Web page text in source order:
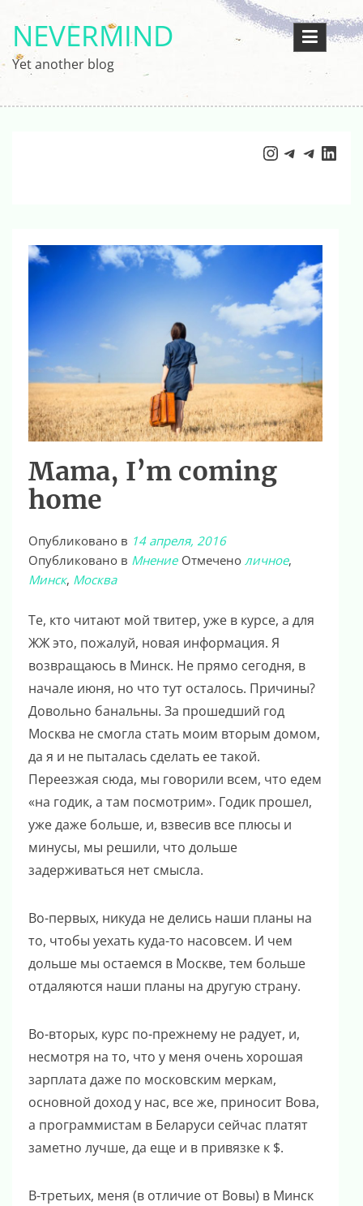
содержимому
NEVERMIND
Yet another blog
Instagram
Telegram
Mama, I’m coming
home
Опубликовано в 14 апреля, 2016
Опубликовано в Мнение Отмечено личное,
Минск, Москва
Те, кто читают мой твитер, уже в курсе, а для
ЖЖ это, пожалуй, новая информация. Я
возвращаюсь в Минск. Не прямо сегодня, в
начале июня, но что тут осталось. Причины?
Довольно банальны. За прошедший год
Москва не смогла стать моим вторым домом,
да я и не пыталась сделать ее такой.
Переезжая сюда, мы говорили всем, что едем
«на годик, а там посмотрим». Годик прошел,
уже даже больше, и, взвесив все плюсы и
минусы, мы решили, что дольше
задерживаться нет смысла.
Во-первых, никуда не делись наши планы на
то, чтобы уехать куда-то насовсем. И чем
дольше мы остаемся в Москве, тем больше
отдаляются наши планы на другую страну.
Во-вторых, курс по-прежнему не радует, и,
несмотря на то, что у меня очень хорошая
зарплата даже по московским меркам,
основной доход у нас, все же, приносит Вова,
а программистам в Беларуси сейчас платят
заметно лучше, да еще и в привязке к $.
В-третьих, меня (в отличие от Вовы) в Минск